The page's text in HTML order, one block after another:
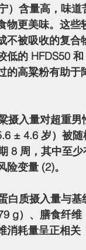
物更美味。这
不被吸收的复
低的 HFDS50
的高粱粉有助
± 4.6 岁）被
8 周，其中至
变量 (2)。
g）、膳食纤
消耗量呈正相关